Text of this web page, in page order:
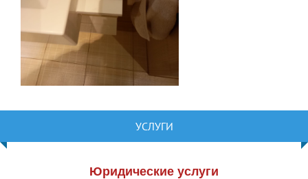
УСЛУГИ
Юридические услуги